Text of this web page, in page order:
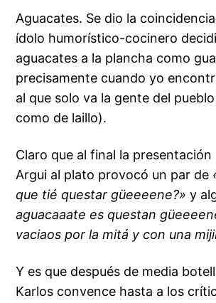
Aguacates. Se dio la
ídolo humorístico-cocinero
aguacates a la plancha como
precisamente cuando yo
al que solo va la gente del
como de laillo).
Claro que al final la presentación
Argui al plato provocó un par de
que tié questar güeeeene?» y
aguacaaate es questan
vaciaos por la mitá y con una
Y es que después de media
Karlos convence hasta a los